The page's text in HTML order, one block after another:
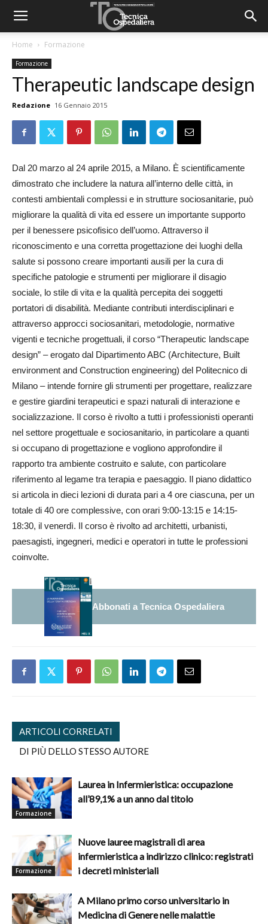
Home Formazione
Formazione
Therapeutic landscape design
Redazione 16 Gennaio 2015
Dal 20 marzo al 24 aprile 2015, a Milano. È scientificamente
dimostrato che includere la natura all’interno delle città, in
contesti ambientali complessi e in strutture sociosanitarie, può
migliorare la qualità di vita ed essere un importante supporto
per il benessere psicofisico dell’uomo. Attraverso il
riconoscimento e una corretta progettazione dei luoghi della
salute si possono creare importanti ausili per la cura di
specifiche patologie e strumenti per migliorare il disagio
sociale, lo stile di vita e la qualità percepita dei soggetti
portatori di disabilità. Mediante contributi interdisciplinari e
attraverso approcci sociosanitari, metodologie, normative
vigenti e tecniche progettuali, il corso “Therapeutic landscape
design” – erogato dal Dipartimento ABC (Architecture, Built
environment and Construction engineering) del Politecnico di
Milano – intende fornire gli strumenti per progettare, realizzare
e gestire giardini terapeutici e spazi naturali di interazione e
socializzazione. Il corso è rivolto a tutti i professionisti operanti
nel settore progettuale e sociosanitario, in particolare a quanti
si occupano di progettazione e vogliono approfondire il
rapporto tra ambiente costruito e salute, con particolare
riferimento al legame tra terapia e paesaggio. Il piano didattico
si articola in dieci lezioni di durata pari a 4 ore ciascuna, per un
totale di 40 ore complessive, con orari 9:00-13:15 e 14:15-
18:30, il venerdì. Il corso è rivolto ad architetti, urbanisti,
paesagisti, ingegneri, medici e operatori in tutte le professioni
coinvolte.
Abbonati a Tecnica Ospedaliera
ARTICOLI CORRELATI
DI PIÙ DELLO STESSO AUTORE
Formazione
Laurea in Infermieristica: occupazione
all’89,1% a un anno dal titolo
Formazione
Nuove lauree magistrali di area
infermieristica a indirizzo clinico: registrati
i decreti ministeriali
A Milano primo corso universitario in
Medicina di Genere nelle malattie